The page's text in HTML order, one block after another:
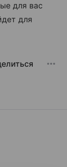
для вас
для